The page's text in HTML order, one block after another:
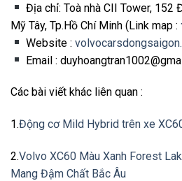
Địa chỉ: Toà nhà CII Tower, 152
Mỹ Tây, Tp.Hồ Chí Minh (Link map :
Website :
Email :
Các bài viết khác liên quan :
1.Động cơ Mild Hybrid trên xe
2.Volvo XC60 Màu Xanh Forest
Mang Đậm Chất Bắc Âu